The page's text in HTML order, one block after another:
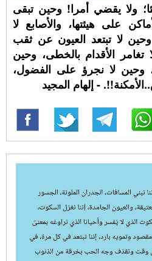
ولا يقضي أمرا! وحين تبقى
على هيئتها، والأصابع لا
لا تبتعد العيون عن ثقب
تغامر الأقدام بالخطى، وحين
وحين لا نجرؤ على الفضول،
- إلهام المجيد